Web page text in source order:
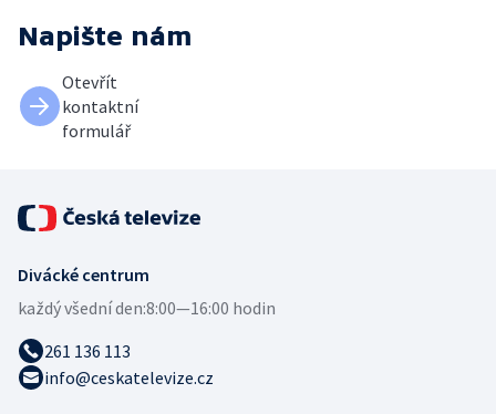
Napište nám
Otevřít
kontaktní
formulář
Divácké centrum
každý všední den:8:00—16:00 hodin
261 136 113
info@ceskatelevize.cz